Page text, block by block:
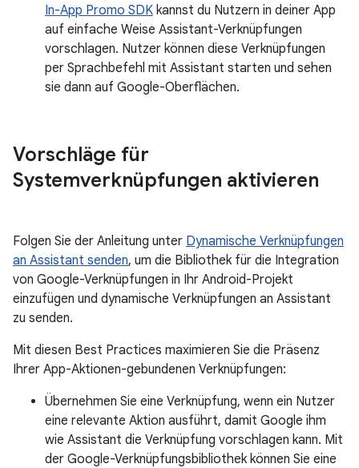
In-App Promo SDK kannst du Nutzern in deiner App
auf einfache Weise Assistant-Verknüpfungen
vorschlagen. Nutzer können diese Verknüpfungen
per Sprachbefehl mit Assistant starten und sehen
sie dann auf Google-Oberflächen.
Vorschläge für
Systemverknüpfungen aktivieren
Folgen Sie der Anleitung unter Dynamische Verknüpfungen
an Assistant senden, um die Bibliothek für die Integration
von Google-Verknüpfungen in Ihr Android-Projekt
einzufügen und dynamische Verknüpfungen an Assistant
zu senden.
Mit diesen Best Practices maximieren Sie die Präsenz
Ihrer App-Aktionen-gebundenen Verknüpfungen:
Übernehmen Sie eine Verknüpfung, wenn ein Nutzer
eine relevante Aktion ausführt, damit Google ihm
wie Assistant die Verknüpfung vorschlagen kann. Mit
der Google-Verknüpfungsbibliothek können Sie eine